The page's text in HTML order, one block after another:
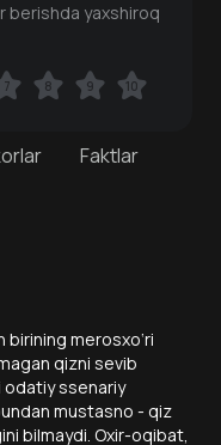
Faktlar
birining merosxo‘ri
qizni sevib
odatiy ssenariy
mustasno - qiz
bilmaydi. Oxir-oqibat,
berishda yaxshiroq
7 8 9 10
7 8 9 10